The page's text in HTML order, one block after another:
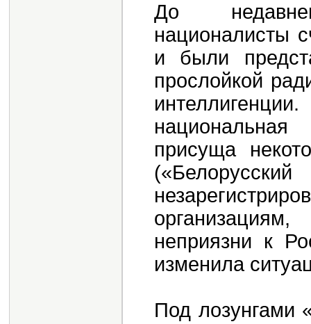
До
националисты
и были
прослойкой
присуща
неприязни к
изменила
Под лозунгами